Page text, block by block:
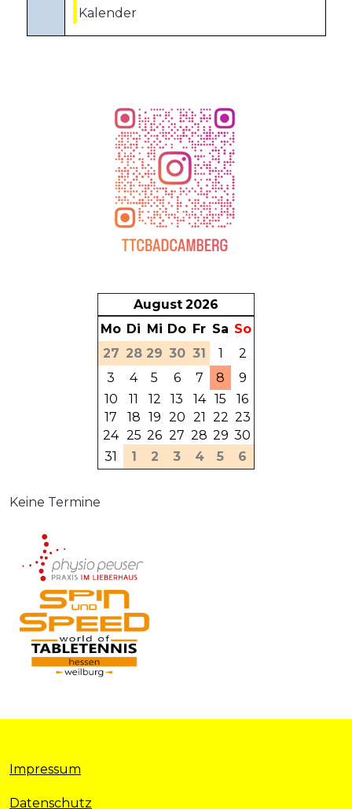
Kalender
August 2026
Mo Di Mi Do Fr Sa So
27 28 29 30 31 1
2
3
4 5 6 7 8
9
10
11 12 13 14 15
16
17
18 19 20 21 22 23
24 25 26 27 28 29 30
31
1 2 3 4 5 6
Keine Termine
Impressum
Datenschutz